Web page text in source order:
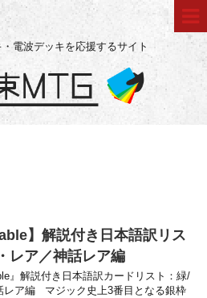
電波デッキを応援するサイト
】解説付き日本語訳リス
レア／神話レア編
』解説付き日本語訳カードリスト：緑/
レア編 マジック史上3番目となる銀枠